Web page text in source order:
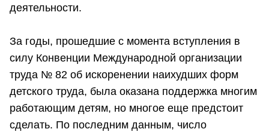
деятельности.
За годы, прошедшие с момента вступления в
силу Конвенции Международной организации
труда № 82 об искоренении наихудших форм
детского труда, была оказана поддержка многим
работающим детям, но многое еще предстоит
сделать. По последним данным, число